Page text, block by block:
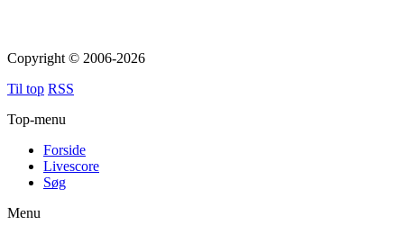
Copyright © 2006-2026
Til top RSS
Top-menu
Forside
Livescore
Søg
Menu